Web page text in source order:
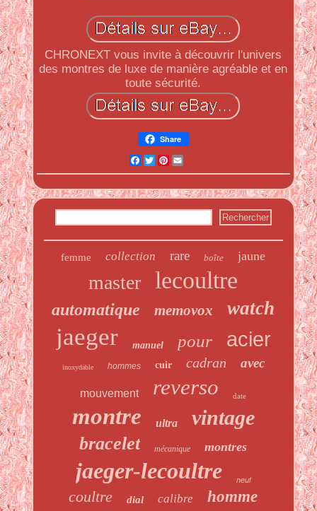
CHRONEXT vous invite à découvrir l'univers
des montres de luxe de manière agréable et en
toute sécurité.
Share
Facebook
Twitter
Pinterest
Email
femme collection rare boîte jaune
master lecoultre
automatique memovox watch
jaeger manuel pour acier
inoxydable hommes cuir cadran avec
mouvement reverso date
montre ultra vintage
bracelet mécanique montres
jaeger-lecoultre neuf
coultre dial calibre homme